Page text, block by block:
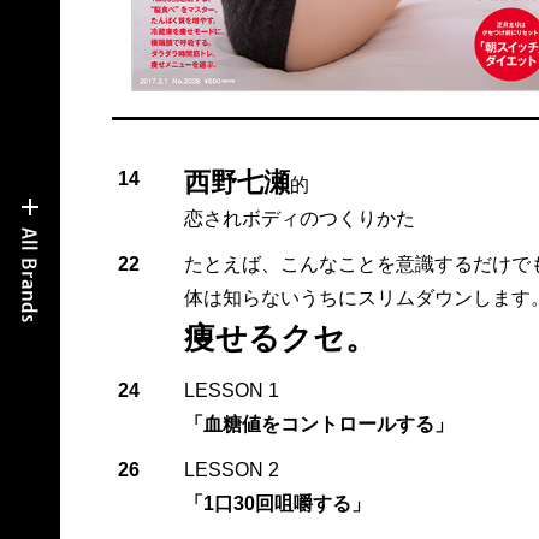
14 西野七瀬的
恋されボディのつくりかた
22
たとえば、こんなことを意識するだけで
体は知らないうちにスリムダウンします
痩せるクセ。
24
LESSON 1
「血糖値をコントロールする」
26
LESSON 2
「1口30回咀嚼する」